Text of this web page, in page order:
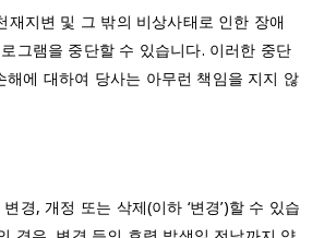
재지변 및 그 밖의 비상사태로 인한 장애
그램을 중단할 수 있습니다. 이러한 중단
해에 대하여 당사는 아무런 책임을 지지 않
경, 개정 또는 삭제(이하 ‘변경’)할 수 있습